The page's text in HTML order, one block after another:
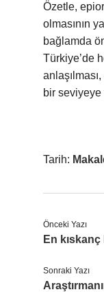
Özetle,
olmasının
bağlamda
Türkiye’de
anlaşılması,
bir seviyeye
Tarih:
Önceki Yazı
En
Sonraki Yazı